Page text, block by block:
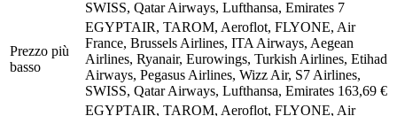
SWISS, Qatar Airways, Lufthansa, Emirates 7
Prezzo più
basso
EGYPTAIR, TAROM, Aeroflot, FLYONE, Air
France, Brussels Airlines, ITA Airways, Aegean
Airlines, Ryanair, Eurowings, Turkish Airlines, Etihad
Airways, Pegasus Airlines, Wizz Air, S7 Airlines,
SWISS, Qatar Airways, Lufthansa, Emirates 163,69 €
EGYPTAIR, TAROM, Aeroflot, FLYONE, Air